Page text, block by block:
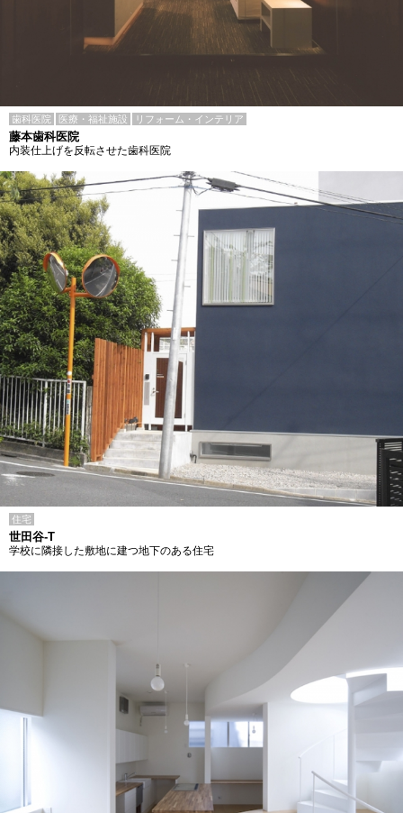
歯科医院 医療・福祉施設 リフォーム・インテリア
藤本歯科医院
内装仕上げを反転させた歯科医院
住宅
世田谷-T
学校に隣接した敷地に建つ地下のある住宅